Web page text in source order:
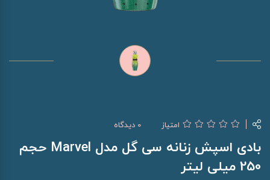
امتیاز 0 دیدگاه
بادی اسپش زنانه سی گل مدل Marvel حجم
250 میلی لیتر